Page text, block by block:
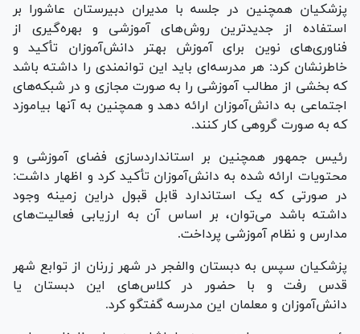
پزشکیان همچنین در جلسه با مدیران دبیرستان عاشورا بر
استفاده از جدیدترین روش‌های آموزشی و بهره‌گیری از
فناوری‌های نوین برای آموزش بهتر دانش‌آموزان تأکید و
خاطرنشان کرد: هر مدرسه‌ای باید این توانمندی را داشته باشد
که بخشی از مطالب آموزشی را به صورت مجازی و در شبکه‌های
اجتماعی به دانش‌آموزان ارائه دهد و همچنین به آنها بیاموزد
که به صورت گروهی کار کنند.
رئیس جمهور همچنین بر استانداردسازی فضای آموزشی و
محتویات ارائه شده به دانش‌آموزان تأکید کرد و اظهار داشت:
در صورتی که یک استاندارد قابل قبول دراین زمینه وجود
داشته باشد می‌توان، بر اساس آن به ارزیابی فعالیت‌های
مدارس و نظام آموزشی پرداخت.
پزشکیان سپس به دبستان والفجر در شهر زرنان از توابع شهر
قدس رفت و با حضور در کلاس‌های این دبستان یا
دانش‌آموزان و معلمان این مدرسه گفتگو کرد.